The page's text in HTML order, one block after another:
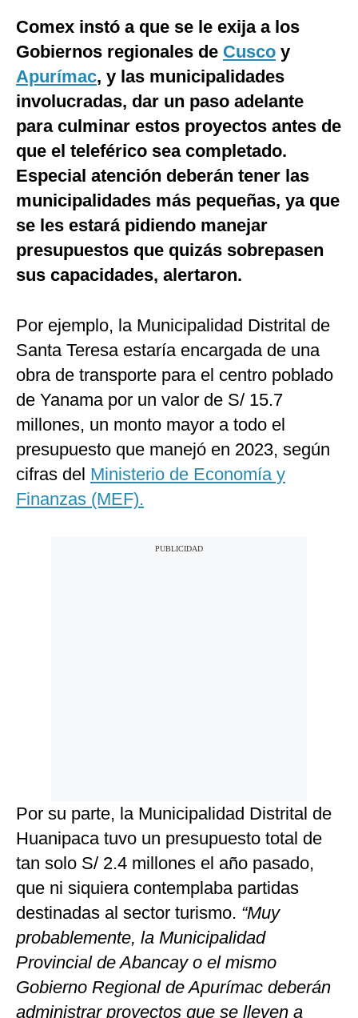
Comex instó a que se le exija a los
Gobiernos regionales de Cusco y
Apurímac, y las municipalidades
involucradas, dar un paso adelante
para culminar estos proyectos antes de
que el teleférico sea completado.
Especial atención deberán tener las
municipalidades más pequeñas, ya que
se les estará pidiendo manejar
presupuestos que quizás sobrepasen
sus capacidades, alertaron.
Por ejemplo, la Municipalidad Distrital de
Santa Teresa estaría encargada de una
obra de transporte para el centro poblado
de Yanama por un valor de S/ 15.7
millones, un monto mayor a todo el
presupuesto que manejó en 2023, según
cifras del Ministerio de Economía y
Finanzas (MEF).
Por su parte, la Municipalidad Distrital de
Huanipaca tuvo un presupuesto total de
tan solo S/ 2.4 millones el año pasado,
que ni siquiera contemplaba partidas
destinadas al sector turismo. “Muy
probablemente, la Municipalidad
Provincial de Abancay o el mismo
Gobierno Regional de Apurímac deberán
administrar proyectos que se lleven a